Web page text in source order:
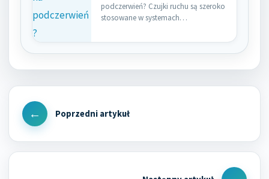
podczerwień? Czujki ruchu są szeroko
stosowane w systemach
Nawigacja
wpisu
Previous